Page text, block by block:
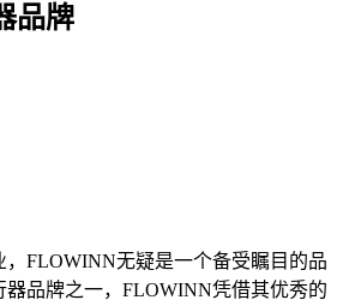
品牌
，FLOWINN无疑是一个备受瞩目的品
器品牌之一，FLOWINN凭借其优秀的